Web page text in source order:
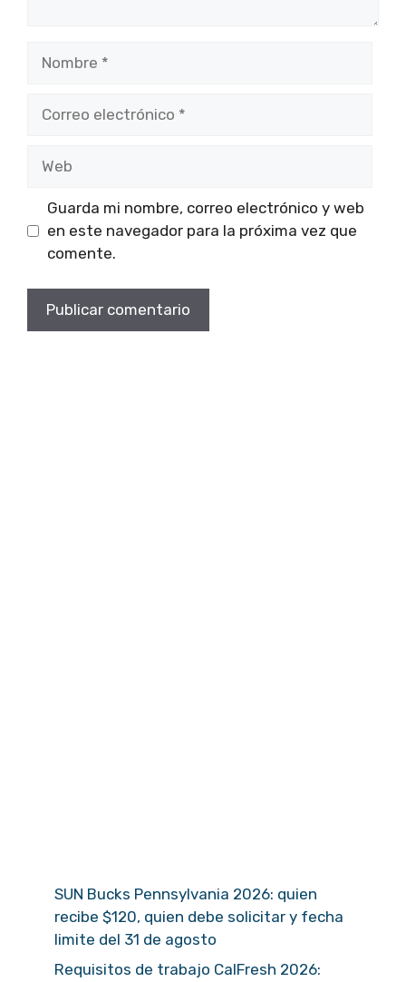
Guarda mi nombre, correo electrónico y web
en este navegador para la próxima vez que
comente.
SUN Bucks Pennsylvania 2026: quien
recibe $120, quien debe solicitar y fecha
limite del 31 de agosto
Requisitos de trabajo CalFresh 2026: